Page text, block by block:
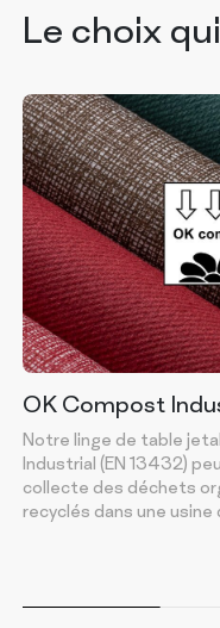
Le choix
OK Compost
Notre linge de table
Industrial (EN 13432)
collecte des déchets
recyclés dans une